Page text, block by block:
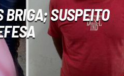
BRIGA; SUSPEITO